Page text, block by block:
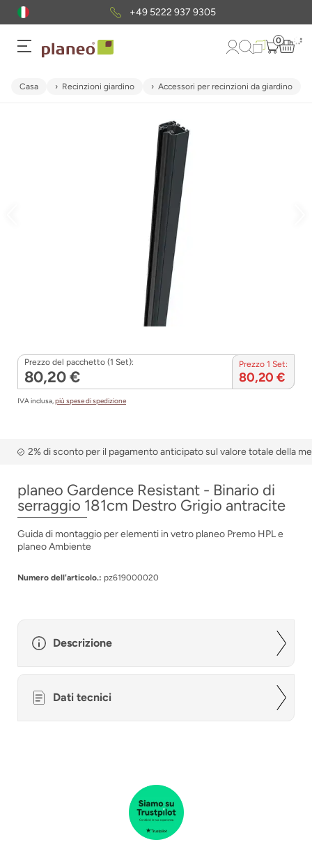
+49 5222 937 9305
0
Casa Recinzioni giardino Accessori per recinzioni da giardino
Prezzo del pacchetto (1 Set):
80,20 €
Prezzo 1 Set:
80,20 €
IVA inclusa,più spese di spedizione
2% di sconto per il pagamento anticipato sul valore totale della
planeo Gardence Resistant - Binario di
serraggio 181cm Destro Grigio antracite
Guida di montaggio per elementi in vetro planeo Premo HPL e
planeo Ambiente
Numero dell'articolo.: pz619000020
Descrizione
Dati tecnici